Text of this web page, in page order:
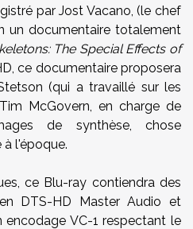
par Jost Vacano, (le chef
un documentaire totalement
The Special Effects of
ce documentaire proposera
(qui a travaillé sur les
McGovern, en charge de
de synthèse, chose
l'époque.
ce Blu-ray contiendra des
DTS-HD Master Audio et
VC-1 respectant le